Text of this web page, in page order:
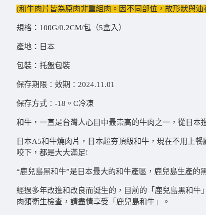
(和牛肉片皆為原肉非重組肉。因不同部位，故形狀與
規格：100G/0.2CM/包（5盒入）
產地：日本
包裝：托盤包裝
保存期限：效期：2024.11.01
保存方式：-18。C冷凍
和牛，一直是台灣人心目中最崇高的牛肉之一，從日本
日本A5和牛燒肉片，日本超夯頂級和牛，現在不用上
咬下，都是大大滿足!
“鹿兒島黑和牛”是日本最大的和牛產區，鹿兒島生產的
經過多年改進和改良而誕生的，目前的「鹿兒島黑和
肉類衛生檢查，請盡情享受「鹿兒島和牛」。